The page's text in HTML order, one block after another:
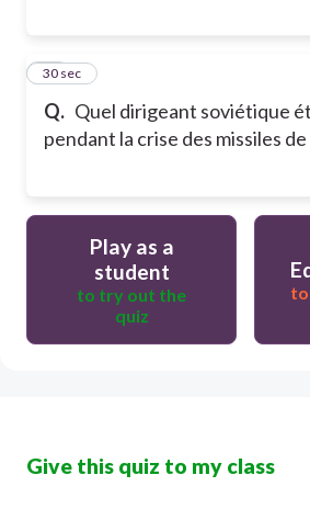
Q. Quel dirigeant soviétique
pendant la crise des missiles
30
30 sec
Play as a
student
to try out the
quiz
Give this quiz to my class